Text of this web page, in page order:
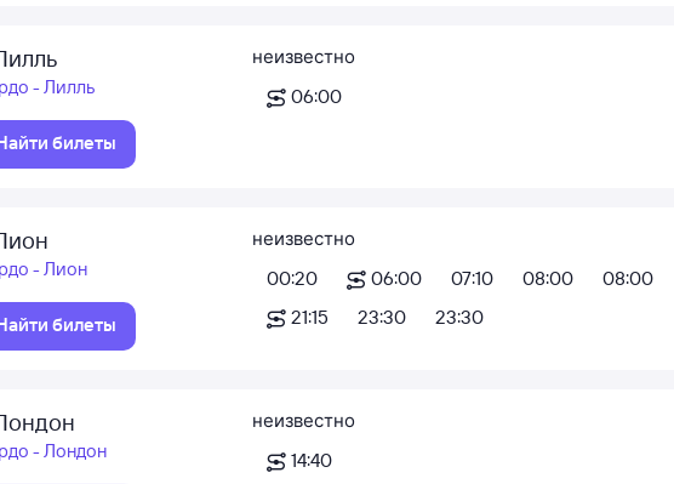
- Лилль
билеты
неизвестно
06:00
- Лион
билеты
неизвестно
00:20
06:00 07:10 08:00 08:00
21:15
23:30 23:30
- Лондон
неизвестно
14:40